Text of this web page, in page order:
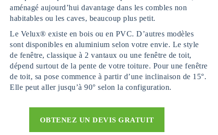
aménagé aujourd’hui davantage dans les combles non
habitables ou les caves, beaucoup plus petit.
Le Velux® existe en bois ou en PVC. D’autres modèles
sont disponibles en aluminium selon votre envie. Le style
de fenêtre, classique à 2 vantaux ou une fenêtre de toit,
dépend surtout de la pente de votre toiture. Pour une fenêtre
de toit, sa pose commence à partir d’une inclinaison de 15°.
Elle peut aller jusqu’à 90° selon la configuration.
OBTENEZ UN DEVIS GRATUIT